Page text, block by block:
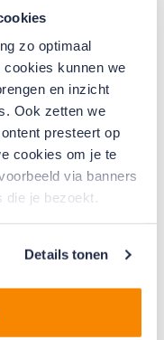
zo optimaal
kunnen we
en inzicht
Ook zetten we
presteert op
cookies om je te
via banners
je bezoekt.
Details tonen
lening.
maar uiteindelijk
mail wat
telefoon heel
en haar man om
huis is 26 jaar
al verouderd en de
zat verwarming,